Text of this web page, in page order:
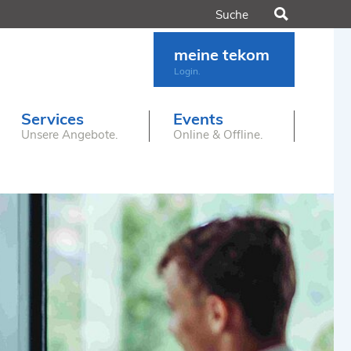
Services
Unsere Angebote.
Events
Online & Offline.
meine tekom
Login.